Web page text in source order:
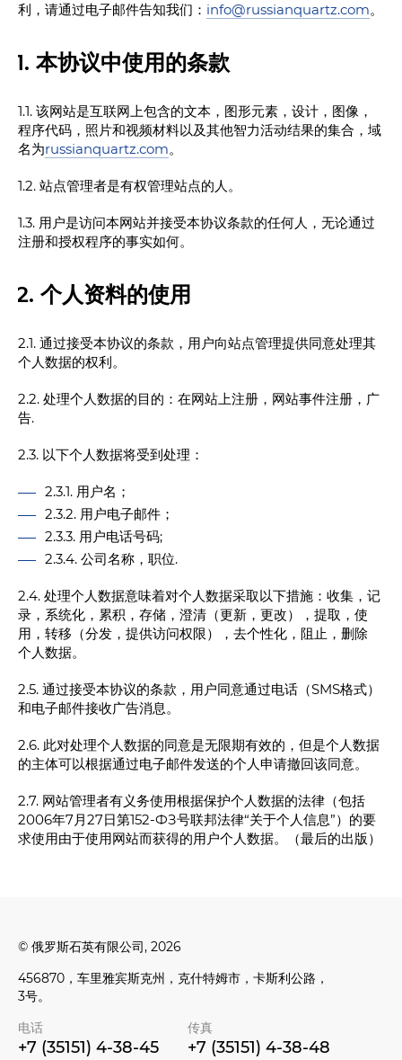
利，请通过电子邮件告知我们： info@russianquartz.com。
1. 本协议中使用的条款
1.1. 该网站是互联网上包含的文本，图形元素，设计，图像，
程序代码，照片和视频材料以及其他智力活动结果的集合，域
名为russianquartz.com。
1.2. 站点管理者是有权管理站点的人。
1.3. 用户是访问本网站并接受本协议条款的任何人，无论通过
注册和授权程序的事实如何。
2. 个人资料的使用
2.1. 通过接受本协议的条款，用户向站点管理提供同意处理其
个人数据的权利。
2.2. 处理个人数据的目的：在网站上注册，网站事件注册，广
告.
2.3. 以下个人数据将受到处理：
2.3.1. 用户名；
2.3.2. 用户电子邮件；
2.3.3. 用户电话号码;
2.3.4. 公司名称，职位.
2.4. 处理个人数据意味着对个人数据采取以下措施：收集，记
录，系统化，累积，存储，澄清（更新，更改），提取，使
用，转移（分发，提供访问权限），去个性化，阻止，删除
个人数据。
2.5. 通过接受本协议的条款，用户同意通过电话（SMS格式）
和电子邮件接收广告消息。
2.6. 此对处理个人数据的同意是无限期有效的，但是个人数据
的主体可以根据通过电子邮件发送的个人申请撤回该同意。
2.7. 网站管理者有义务使用根据保护个人数据的法律（包括
2006年7月27日第152-ФЗ号联邦法律“关于个人信息”）的要
求使用由于使用网站而获得的用户个人数据。（最后的出版）
© 俄罗斯石英有限公司, 2026
456870，车里雅宾斯克州，克什特姆市，卡斯利公路，
3号。
电话
+7 (35151) 4-38-45
传真
+7 (35151) 4-38-48